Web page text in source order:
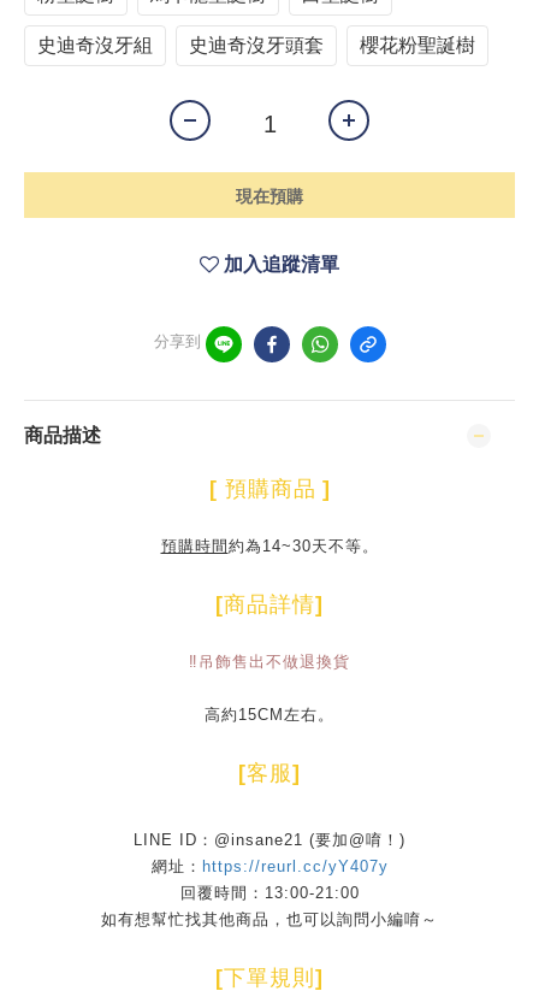
史迪奇沒牙組 史迪奇沒牙頭套 櫻花粉聖誕樹
現在預購
加入追蹤清單
分享到
商品描述
[ 預購商品 ]
預購時間 約為14~30天不等。
[商品詳情]
‼️吊飾售出不做退換貨
高約15CM左右。
[客服]
LINE ID：@insane21 (要加@唷！)
網址： https://reurl.cc/yY407y
回覆時間：13:00-21:00
如有想幫忙找其他商品，也可以詢問小編唷～
[下單規則 ]